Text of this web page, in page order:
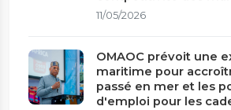
11/05/2026
OMAOC prévoit une
maritime pour
passé en mer et les
d'emploi pour les